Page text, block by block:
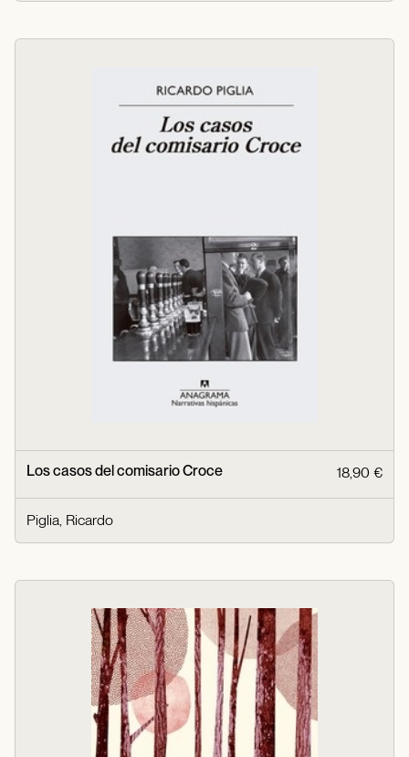
Los casos del comisario Croce 18,90 €
Piglia, Ricardo